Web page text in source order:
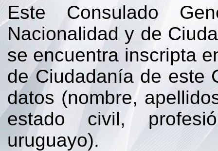
Este Consulado
Nacionalidad y de
se encuentra inscripta
de Ciudadanía de este
datos (nombre,
estado civil,
uruguayo).